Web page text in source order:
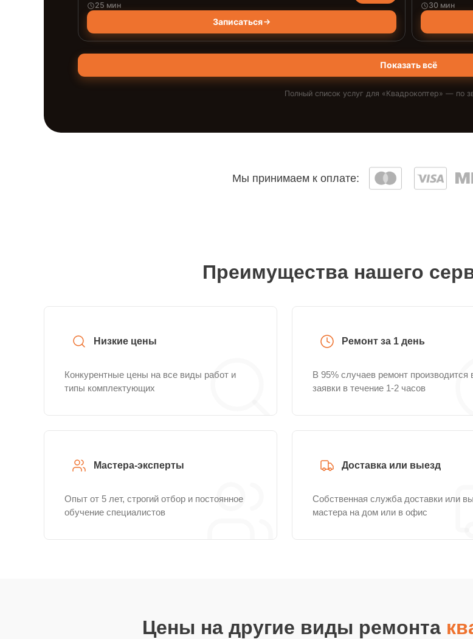
25 мин
Записаться
30 мин
Показать всё
Полный список услуг для «Квадрокоптер» — по
Мы принимаем к оплате:
Преимущества нашего
Низкие цены
Конкурентные цены на все виды работ и
типы комплектующих
Ремонт за 1 день
В 95% случаев ремонт производится
заявки в течение 1-2 часов
Мастера-эксперты
Опыт от 5 лет, строгий отбор и постоянное
обучение специалистов
Доставка или выезд
Собственная служба доставки или
мастера на дом или в офис
Цены на другие виды ремонта